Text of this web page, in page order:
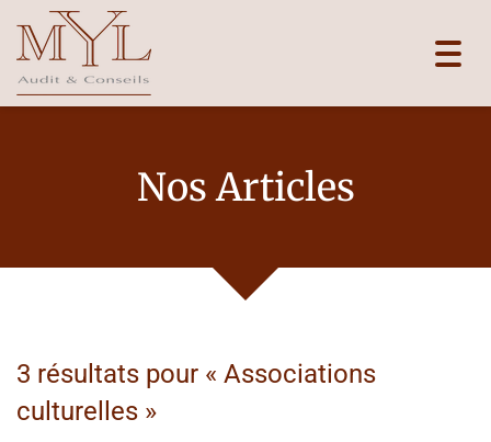
Nos Articles
3 résultats pour « Associations
culturelles »